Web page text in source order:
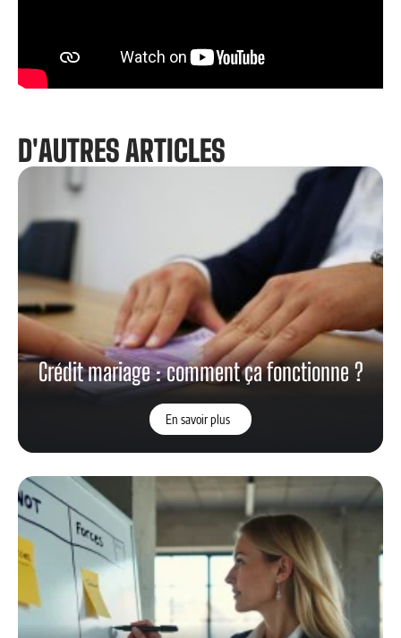
D'AUTRES ARTICLES
Crédit mariage : comment ça fonctionne ?
En savoir plus